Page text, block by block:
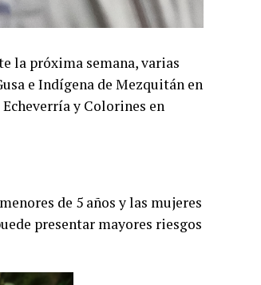
la próxima semana, varias
e Indígena de Mezquitán en
y Colorines en
de 5 años y las mujeres
presentar mayores riesgos